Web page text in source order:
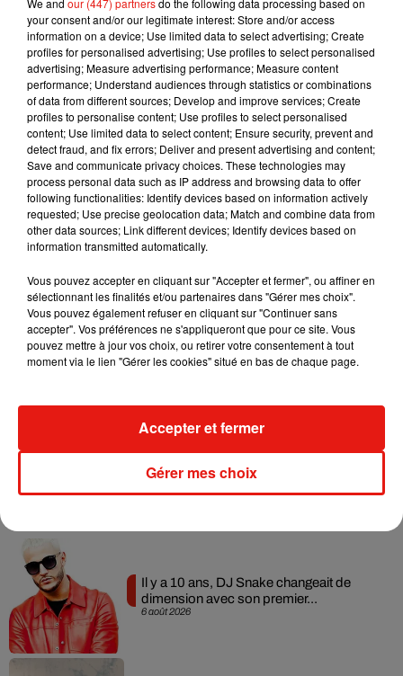
donner de la bonne musique qui représente vraiment qui je
suis.J'étais censée partir en tournée fin avril, mais ça a été
reporté, doncje vais probablement commencer à penser à
mon troisième album plus tôt que prévu. Juste parce que je
vais probablement avoir un peu de temps pour aller en
studio d'ici là",avait-elle ainsi confié àOfficial Big 40.
6 août 2026
Il y a 10 ans, DJ Snake changeait de
dimension avec son premier...
We and our (447) partnersdo the following data processing based on
your consent and/or our legitimate interest: Store and/or access
information on a device; Use limited data to select advertising; Create
profiles for personalised advertising; Use profiles to select personalised
advertising; Measure advertising performance; Measure content
performance; Understand audiences through statistics or combinations
of data from different sources; Develop and improve services; Create
profiles to personalise content; Use profiles to select personalised
content; Use limited data to select content; Ensure security, prevent and
detect fraud, and fix errors; Deliver and present advertising and content;
Save and communicate privacy choices. These technologies may
process personal data such as IP address and browsing data to offer
following functionalities: Identify devices based on information actively
requested; Use precise geolocation data; Match and combine data from
other data sources; Link different devices; Identify devices based on
information transmitted automatically.
Vous pouvez accepter en cliquant sur "Accepter et fermer", ou affiner en
sélectionnant les finalités et/ou partenaires dans "Gérer mes choix".
Vous pouvez également refuser en cliquant sur "Continuer sans
accepter". Vos préférences ne s'appliqueront que pour ce site. Vous
pouvez mettre à jour vos choix, ou retirer votre consentement à tout
moment via le lien "Gérer les cookies" situé en bas de chaque page.
Gérer mes choix
Accepter et fermer